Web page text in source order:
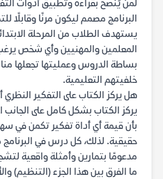
لمن يُنصح بقراءة وتطبيق أدوات
البرنامج مصمم ليكون مرنًا وقابلًا
يستهدف الطلاب من المرحلة
المعلمين والمهنيين وأي شخص
بساطة الدروس وعمليتها تجعلها
خلفيتهم التعليمية.
هل يركز الكتاب على التفكير النظري
يركز الكتاب بشكل كامل على
بأن قيمة أي أداة تفكير تكمن في
حقيقية. لذلك، كل درس في
مدعومًا بتمارين وأمثلة واقعية
ما الفرق بين هذا الجزء (التنظيم)